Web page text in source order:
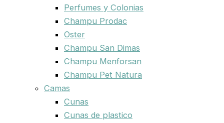
Perfumes y Colonias
Champu Prodac
Oster
Champu San Dimas
Champu Menforsan
Champu Pet Natura
Camas
Cunas
Cunas de plastico